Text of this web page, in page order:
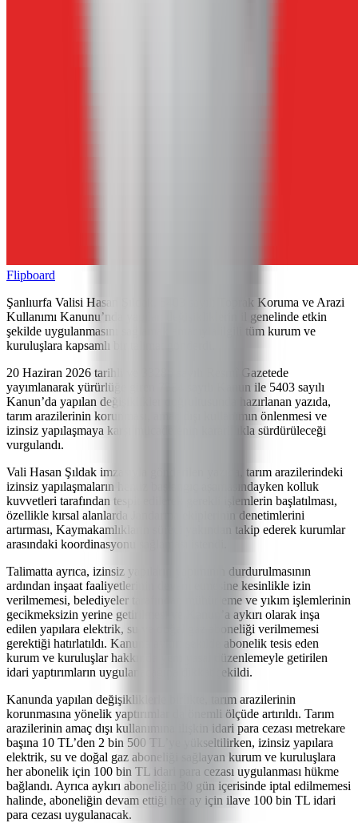
Flipboard
Şanlıurfa Valisi Hasan Şıldak, 5403 sayılı Toprak Koruma ve Arazi
Kullanımı Kanunu’nda yapılan değişikliklerin il genelinde etkin
şekilde uygulanmasını sağlamak amacıyla ilgili tüm kurum ve
kuruluşlara kapsamlı bir talimat gönderdi.
20 Haziran 2026 tarihli ve 33286 sayılı Resmî Gazetede
yayımlanarak yürürlüğe giren 7584 sayılı Kanun ile 5403 sayılı
Kanun’da yapılan değişiklikler doğrultusunda hazırlanan yazıda,
tarım arazilerinin korunması, amaç dışı kullanımın önlenmesi ve
izinsiz yapılaşmaya karşı mücadelenin kararlılıkla sürdürüleceği
vurgulandı.
Vali Hasan Şıldak imzasıyla gönderilen yazıda, tarım arazilerindeki
izinsiz yapılaşmaların henüz başlangıç aşamasındayken kolluk
kuvvetleri tarafından tespit edilerek gerekli işlemlerin başlatılması,
özellikle kırsal alanlarda Jandarma ekiplerinin denetimlerini
artırması, Kaymakamlıkların süreci yakından takip ederek kurumlar
arasındaki koordinasyonu sağlaması istendi.
Talimatta ayrıca, izinsiz yapıların yapımının durdurulmasının
ardından inşaat faaliyetlerinin devam etmesine kesinlikle izin
verilmemesi, belediyeler tarafından mühürleme ve yıkım işlemlerinin
gecikmeksizin yerine getirilmesi ve Kanun’a aykırı olarak inşa
edilen yapılara elektrik, su ve doğal gaz aboneliği verilmemesi
gerektiği hatırlatıldı. Kanuna aykırı şekilde abonelik tesis eden
kurum ve kuruluşlar hakkında yeni yasal düzenlemeyle getirilen
idari yaptırımların uygulanacağına dikkat çekildi.
Kanunda yapılan değişikliklerle birlikte, tarım arazilerinin
korunmasına yönelik yaptırımlar da önemli ölçüde artırıldı. Tarım
arazilerinin amaç dışı kullanımına ilişkin idari para cezası metrekare
başına 10 TL’den 2 bin 500 TL’ye yükseltilirken, izinsiz yapılara
elektrik, su ve doğal gaz aboneliği sağlayan kurum ve kuruluşlara
her abonelik için 100 bin TL idari para cezası uygulanması hükme
bağlandı. Ayrıca aykırı aboneliğin 30 gün içerisinde iptal edilmemesi
halinde, aboneliğin devam ettiği her ay için ilave 100 bin TL idari
para cezası uygulanacak.